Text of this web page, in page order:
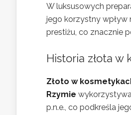
W luksusowych
jego korzystny wpływ
prestiżu, co znacznie
Historia złota w
Złoto w
Rzymie
p.n.e., co podkreśla